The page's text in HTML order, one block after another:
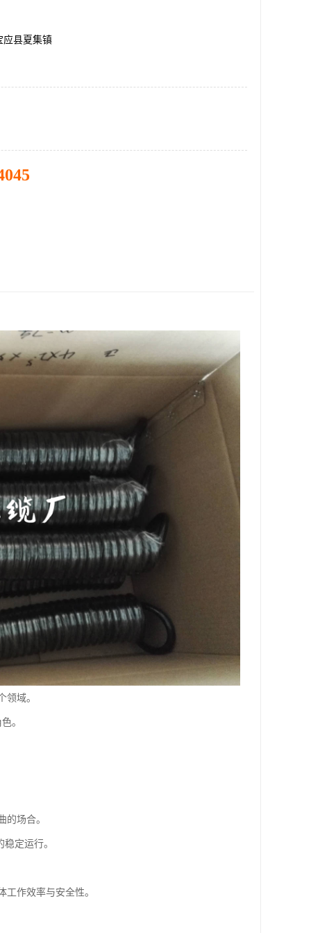
应县夏集镇
域。
。
场合。
定运行。
作效率与安全性。